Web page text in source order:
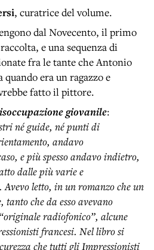
, curatrice del volume.
dal Novecento, il primo
e una sequenza di
fra le tante che Antonio
era un ragazzo e
fatto il pittore.
giovanile:
né guide, né punti di
andavo
e più spesso andavo indietro,
dalle più varie e
letto, in un romanzo che un
tanto che da essoavevano
radiofonico”, alcune
francesi. Nel libro si
che tutti gli Impressionisti